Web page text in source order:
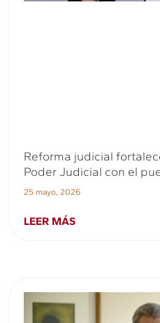
Reforma judicial
Poder Judicial con el
25 mayo, 2026
LEER MÁS